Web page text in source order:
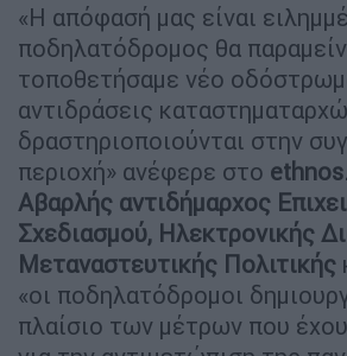
«Η απόφασή μας είναι
ποδηλατόδρομος θα
τοποθετήσαμε νέο
αντιδράσεις
δραστηριοποιούνται στην
περιοχή» ανέφερε στο
Αβαρλής αντιδήμαρχος
Σχεδιασμού, Ηλεκτρονικής
Μεταναστευτικής Πολιτικής
«οι ποδηλατόδρομοι
πλαίσιο των μέτρων που